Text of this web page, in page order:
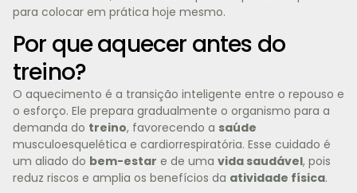
para colocar em prática hoje mesmo.
Por que aquecer antes do
treino?
O aquecimento é a transição inteligente entre o repouso e
o esforço. Ele prepara gradualmente o organismo para a
demanda do treino, favorecendo a saúde
musculoesquelética e cardiorrespiratória. Esse cuidado é
um aliado do bem-estar e de uma vida saudável, pois
reduz riscos e amplia os benefícios da atividade física.